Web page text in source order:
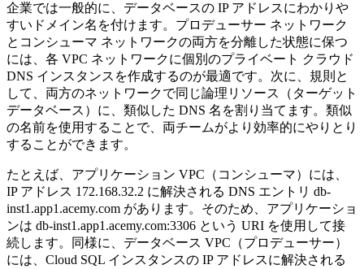
企業では一般的に、データベースの IP アドレスにわかりや
すいドメイン名を付けます。プロデューサー ネットワーク
とコンシューマ ネットワークの両方を分離した状態に保つ
には、各 VPC ネットワークに個別のプライベート クラウド
DNS インスタンスを作成するのが最適です。次に、規則と
して、両方のネットワークで同じ論理リソース（ターゲット
データベース）に、類似した DNS 名を割り当てます。類似
の名前を使用することで、両チームがより効率的にやりとり
することができます。
たとえば、アプリケーション VPC（コンシューマ）には、
IP アドレス 172.168.32.2 に解決される DNS エントリ db-
inst1.app1.acemy.com があります。そのため、アプリケーショ
ンは db-inst1.app1.acemy.com:3306 という URI を使用して接
続します。同様に、データベース VPC（プロデューサー）
には、Cloud SQL インスタンスの IP アドレスに解決される